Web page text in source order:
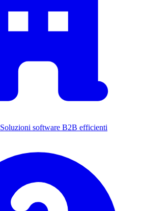
Soluzioni software B2B efficienti